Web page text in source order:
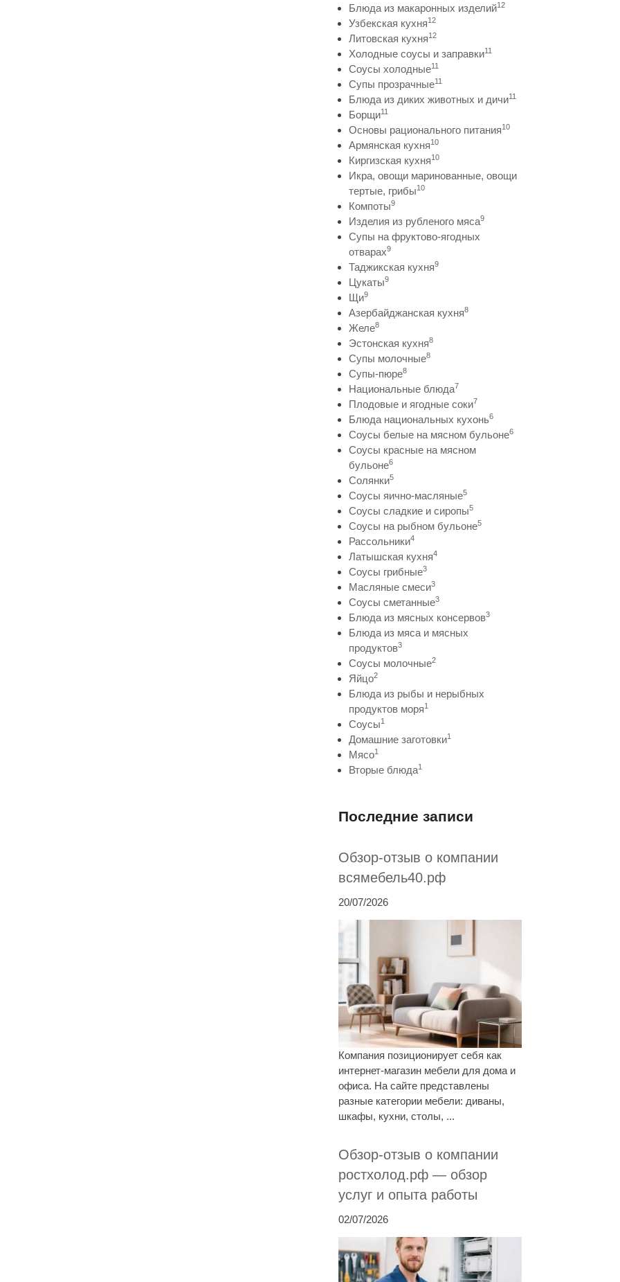
Блюда из макаронных изделий12
Узбекская кухня12
Литовская кухня12
Холодные соусы и заправки11
Соусы холодные11
Супы прозрачные11
Блюда из диких животных и дичи11
Борщи11
Основы рационального питания10
Армянская кухня10
Киргизская кухня10
Икра, овощи маринованные, овощи
тертые, грибы10
Компоты9
Изделия из рубленого мяса9
Супы на фруктово-ягодных
отварах9
Таджикская кухня9
Цукаты9
Щи9
Азербайджанская кухня8
Желе8
Эстонская кухня8
Супы молочные8
Супы-пюре8
Национальные блюда7
Плодовые и ягодные соки7
Блюда национальных кухонь6
Соусы белые на мясном бульоне6
Соусы красные на мясном
бульоне6
Солянки5
Соусы яично-масляные5
Соусы сладкие и сиропы5
Соусы на рыбном бульоне5
Рассольники4
Латышская кухня4
Соусы грибные3
Масляные смеси3
Соусы сметанные3
Блюда из мясных консервов3
Блюда из мяса и мясных
продуктов3
Соусы молочные2
Яйцо2
Блюда из рыбы и нерыбных
продуктов моря1
Соусы1
Домашние заготовки1
Мясо1
Вторые блюда1
Последние записи
Обзор-отзыв о компании
всямебель40.рф
20/07/2026
Компания позиционирует себя как
интернет-магазин мебели для дома и
офиса. На сайте представлены
разные категории мебели: диваны,
шкафы, кухни, столы, ...
Обзор-отзыв о компании
ростхолод.рф — обзор
услуг и опыта работы
02/07/2026